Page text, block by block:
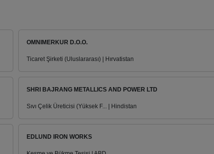
OMNIMERKUR D.O.O.
Ticaret Şirketi (Uluslararası) | Hırvatistan
SHRI BAJRANG METALLICS AND POWER LTD
Sıvı Çelik Üreticisi (Yüksek F... | Hindistan
EDLUND IRON WORKS